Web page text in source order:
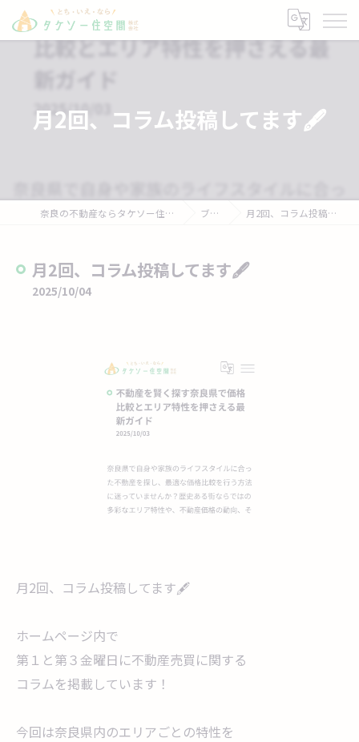
月2回、コラム投稿してます🖋️
奈良の不動産ならタケソー住空間株式会社 ブログ 月2回、コラム投稿してます🖋️
月2回、コラム投稿してます🖋️
2025/10/04
月2回、コラム投稿してます🖋️
ホームページ内で
第１と第３金曜日に不動産売買に関する
コラムを掲載しています！
今回は奈良県内のエリアごとの特性を